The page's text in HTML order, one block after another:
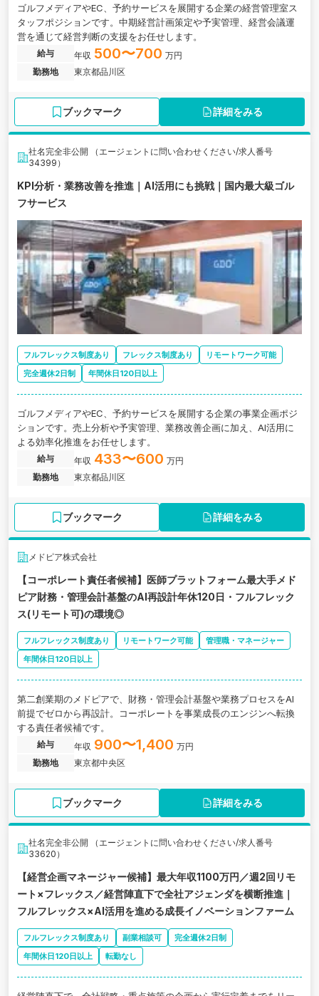
ゴルフメディアやEC、予約サービスを展開する企業の経営管理室ス
タッフポジションです。中期経営計画策定や予実管理、経営会議運
営を通じて経営判断の支援をお任せします。
給与 年収 500〜700 万円
勤務地
東京都品川区
ブックマーク 詳細をみる
社名完全非公開 （エージェントに問い合わせください/求人番号
34399）
KPI分析・業務改善を推進｜AI活用にも挑戦｜国内最大級ゴル
フサービス
フルフレックス制度あり フレックス制度あり
リモートワーク可能
完全週休2日制
年間休日120日以上
ゴルフメディアやEC、予約サービスを展開する企業の事業企画ポジ
ションです。売上分析や予実管理、業務改善企画に加え、AI活用に
よる効率化推進をお任せします。
給与 年収 433〜600 万円
勤務地
東京都品川区
ブックマーク 詳細をみる
メドピア株式会社
【コーポレート責任者候補】医師プラットフォーム最大手メド
ピア財務・管理会計基盤のAI再設計年休120日・フルフレック
ス(リモート可)の環境◎
フルフレックス制度あり リモートワーク可能
管理職・マネージャー
年間休日120日以上
第二創業期のメドピアで、財務・管理会計基盤や業務プロセスをAI
前提でゼロから再設計。コーポレートを事業成長のエンジンへ転換
する責任者候補です。
給与 年収 900〜1,400 万円
勤務地
東京都中央区
ブックマーク 詳細をみる
社名完全非公開 （エージェントに問い合わせください/求人番号
33620）
【経営企画マネージャー候補】最大年収1100万円／週2回リモ
ート×フレックス／経営陣直下で全社アジェンダを横断推進｜
フルフレックス×AI活用を進める成長イノベーションファーム
フルフレックス制度あり 副業相談可
完全週休2日制
年間休日120日以上
転勤なし